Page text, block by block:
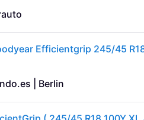
Efficientgrip 245/45
| Berlin